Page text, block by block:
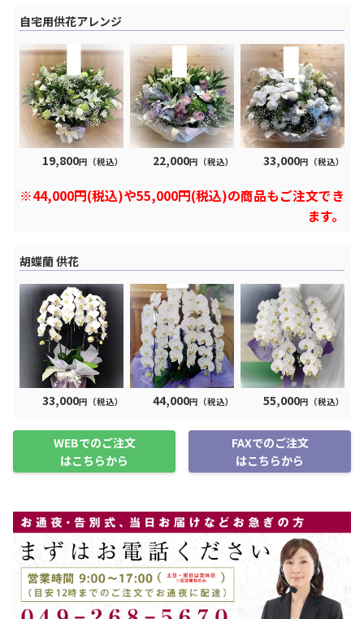
自宅用供花アレンジ
19,800円（税込） 22,000円（税込） 33,000円（税込）
※44,000円(税込)や55,000円(税込)の商品もご注文でき
ます。
胡蝶蘭 供花
33,000円（税込） 44,000円（税込） 55,000円（税込）
WEBでのご注文
はこちらから
FAXでのご注文
はこちらから